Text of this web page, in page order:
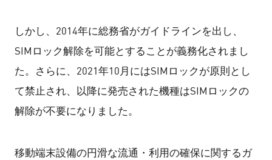
しかし、2014年に総務省がガイドラインを出し、
SIMロック解除を可能とすることが義務化されまし
た。さらに、2021年10月にはSIMロックが原則とし
て禁止され、以降に発売された機種はSIMロックの
解除が不要になりました。
移動端末設備の円滑な流通・利用の確保に関するガ